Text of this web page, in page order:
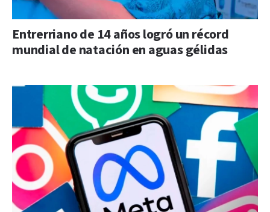
Entrerriano de 14 años logró un récord
mundial de natación en aguas gélidas